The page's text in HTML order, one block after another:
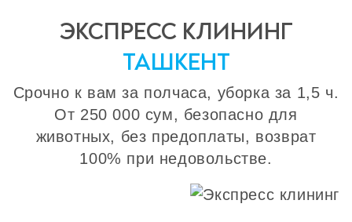
Ремонт крупно бытовой техники
Ремонт офисной техники
ЭКСПРЕСС КЛИНИНГ
ТАШКЕНТ
Срочно к вам за полчаса, уборка за 1,5 ч.
От 250 000 сум, безопасно для
животных, без предоплаты, возврат
100% при недовольстве.